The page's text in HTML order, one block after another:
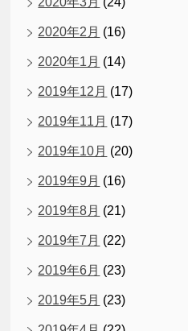
2020年2月 (16)
2020年1月 (14)
2019年12月 (17)
2019年11月 (17)
2019年10月 (20)
2019年9月 (16)
2019年8月 (21)
2019年7月 (22)
2019年6月 (23)
2019年5月 (23)